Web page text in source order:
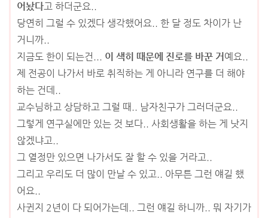
어놨다고 하더군요..
당연히 그럴 수 있겠다 생각했어요.. 한 달 정도 차이가 난
거니까..
지금도 한이 되는건... 이 색히 때문에 진로를 바꾼 거 예요..
제 전공이 나가서 바로 취직하는 게 아니라 연구를 더 해야
하는 건데..
교수님하고 상담하고 그럴 때.. 남자친구가 그러더군요..
그렇게 연구실에만 있는 것 보다.. 사회생활을 하는 게 낫지
않겠냐고..
그 열정만 있으면 나가서도 잘 할 수 있을 거라고..
그리고 우리도 더 많이 만날 수 있고.. 아무튼 그런 얘길 했
어요..
사귄지 2년이 다 되어가는데.. 그런 얘길 하니까.. 뭐 자기가